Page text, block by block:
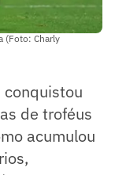
(Foto: Charly
conquistou
de troféus
acumulou